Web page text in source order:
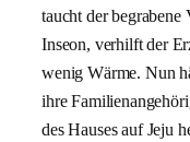
taucht der
Inseon, verhilft der
wenig Wärme. Nun
ihre
des Hauses auf Jeju